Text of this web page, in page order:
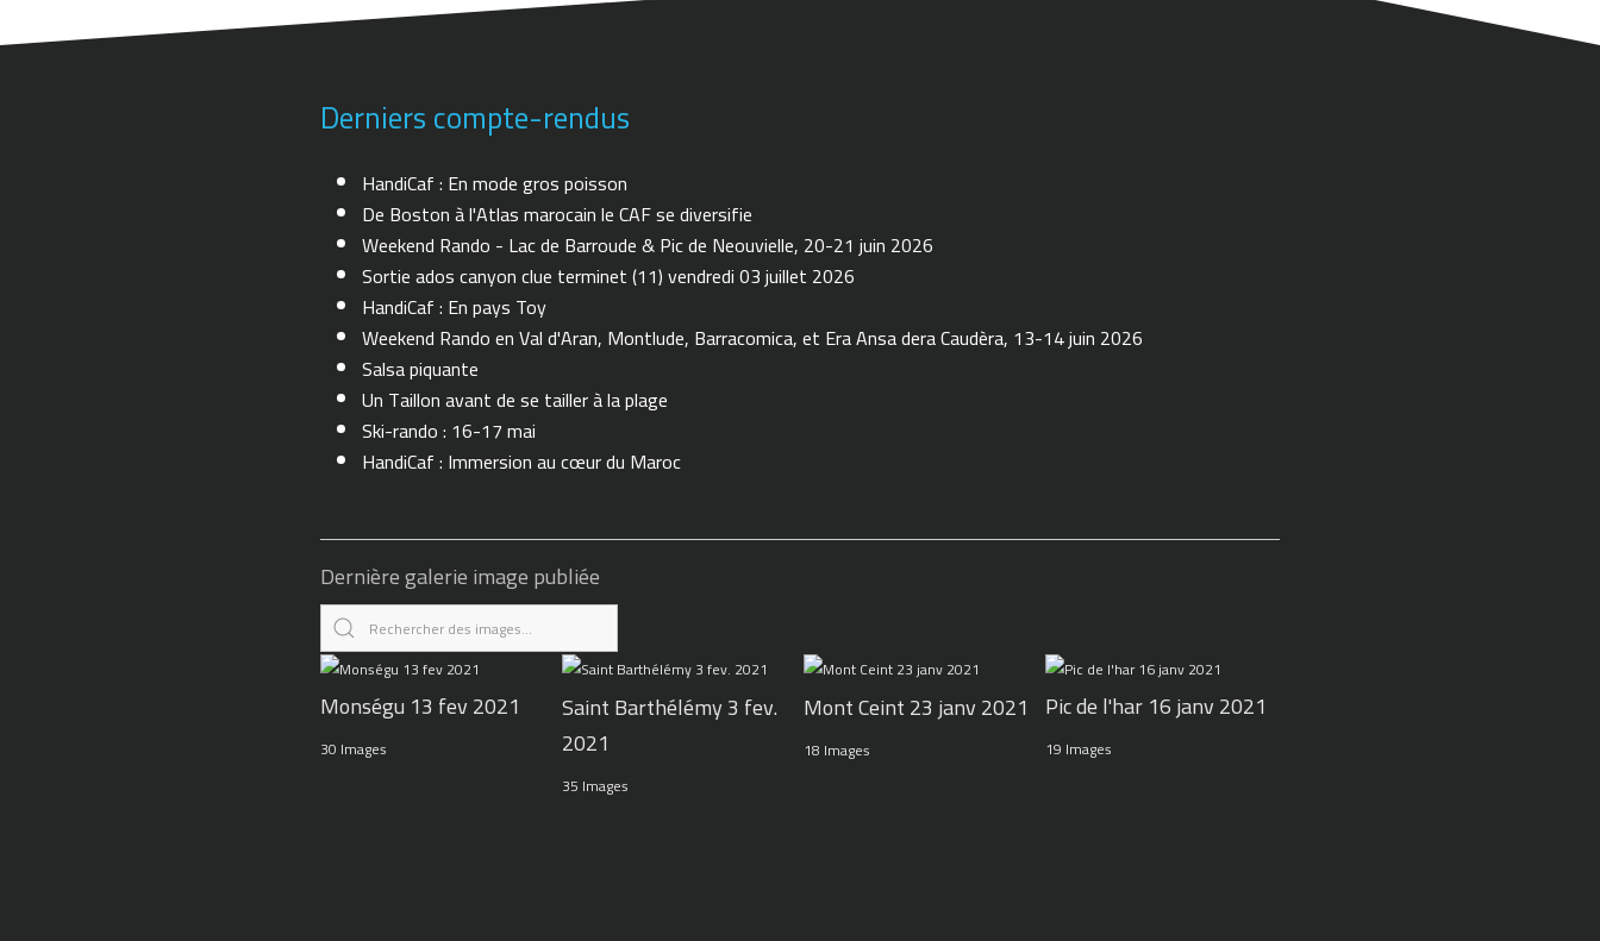
Derniers compte-rendus
HandiCaf : En mode gros poisson
De Boston à l'Atlas marocain le CAF se diversifie
Weekend Rando - Lac de Barroude & Pic de Neouvielle, 20-21 juin 2026
Sortie ados canyon clue terminet (11) vendredi 03 juillet 2026
HandiCaf : En pays Toy
Weekend Rando en Val d'Aran, Montlude, Barracomica, et Era Ansa dera Caudèra, 13-14 juin 2026
Salsa piquante
Un Taillon avant de se tailler à la plage
Ski-rando : 16-17 mai
HandiCaf : Immersion au cœur du Maroc
Dernière galerie image publiée
Monségu 13 fev 2021
30 Images
Saint Barthélémy 3 fev.
2021
35 Images
Mont Ceint 23 janv 2021
18 Images
Pic de l'har 16 janv 2021
19 Images